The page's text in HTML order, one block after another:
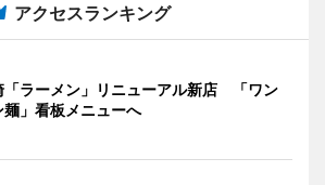
アクセスランキング
「ラーメン」リニューアル新店 「ワン
麺」看板メニューへ